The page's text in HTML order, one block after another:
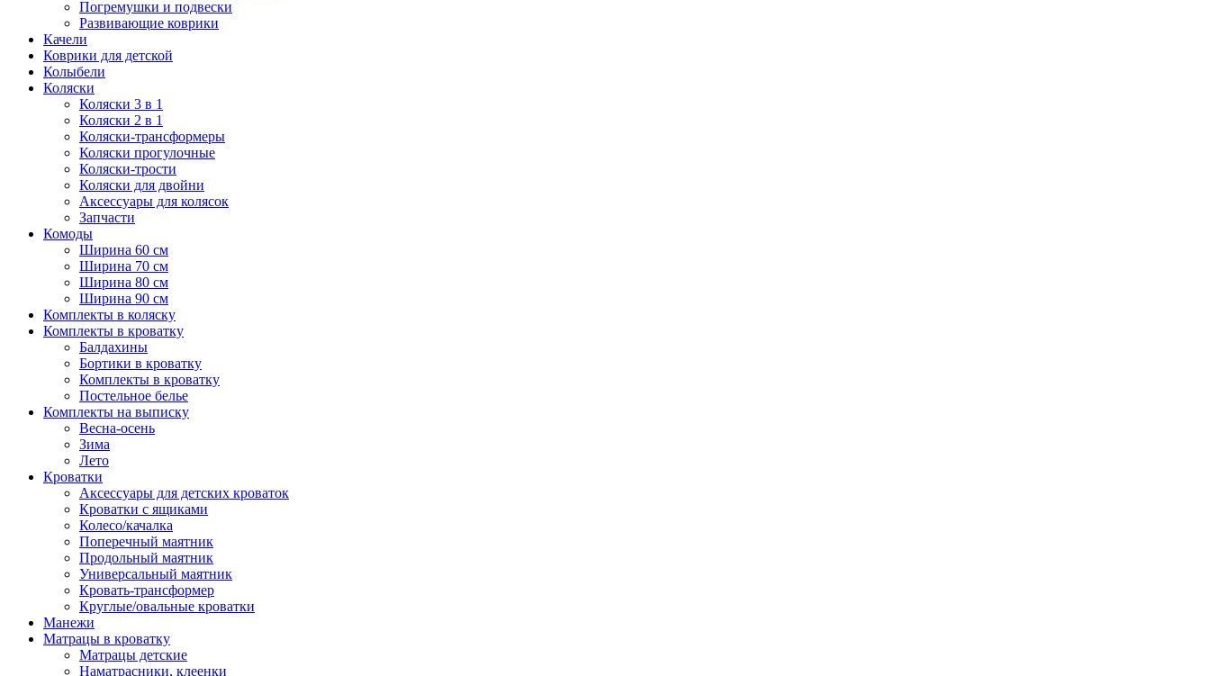
Погремушки и подвески
Развивающие коврики
Качели
Коврики для детской
Колыбели
Коляски
Коляски 3 в 1
Коляски 2 в 1
Коляски-трансформеры
Коляски прогулочные
Коляски-трости
Коляски для двойни
Аксессуары для колясок
Запчасти
Комоды
Ширина 60 см
Ширина 70 см
Ширина 80 см
Ширина 90 см
Комплекты в коляску
Комплекты в кроватку
Балдахины
Бортики в кроватку
Комплекты в кроватку
Постельное белье
Комплекты на выписку
Весна-осень
Зима
Лето
Кроватки
Аксессуары для детских кроваток
Кроватки с ящиками
Колесо/качалка
Поперечный маятник
Продольный маятник
Универсальный маятник
Кровать-трансформер
Круглые/овальные кроватки
Манежи
Матрацы в кроватку
Матрацы детские
Наматрасники, клеенки